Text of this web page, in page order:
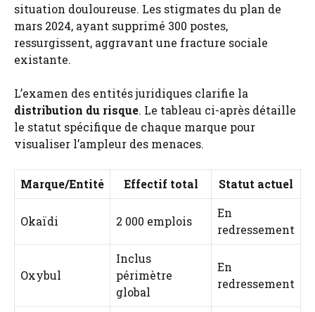
situation douloureuse. Les stigmates du plan de
mars 2024, ayant supprimé 300 postes,
ressurgissent, aggravant une fracture sociale
existante.
L’examen des entités juridiques clarifie la
distribution du risque. Le tableau ci-après détaille
le statut spécifique de chaque marque pour
visualiser l’ampleur des menaces.
Marque/Entité Effectif total Statut actuel
Okaïdi 2 000 emplois
En
redressement
Oxybul
Inclus
périmètre
global
En
redressement